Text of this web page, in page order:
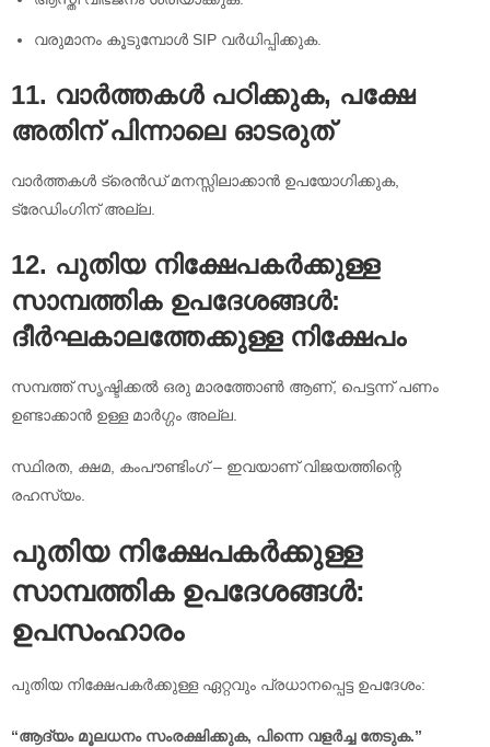
വരുമാനം കൂടുമ്പോൾ SIP വർധിപ്പിക്കുക.
11. വാർത്തകൾ പഠിക്കുക, പക്ഷേ
അതിന് പിന്നാലെ ഓടരുത്
വാർത്തകൾ ട്രെൻഡ് മനസ്സിലാക്കാൻ ഉപയോഗിക്കുക,
ട്രേഡിംഗിന് അല്ല.
12. പുതിയ നിക്ഷേപകർക്കുള്ള
സാമ്പത്തിക ഉപദേശങ്ങൾ:
ദീർഘകാലത്തേക്കുള്ള നിക്ഷേപം
സമ്പത്ത് സൃഷ്ടിക്കൽ ഒരു മാരത്തോൺ ആണ്, പെട്ടന്ന് പണം
ഉണ്ടാക്കാൻ ഉള്ള മാർഗ്ഗം അല്ല.
സ്ഥിരത, ക്ഷമ, കംപൗണ്ടിംഗ് – ഇവയാണ് വിജയത്തിന്റെ
രഹസ്യം.
പുതിയ നിക്ഷേപകർക്കുള്ള
സാമ്പത്തിക ഉപദേശങ്ങൾ:
ഉപസംഹാരം
പുതിയ നിക്ഷേപകർക്കുള്ള ഏറ്റവും പ്രധാനപ്പെട്ട ഉപദേശം:
“ആദ്യം മൂലധനം സംരക്ഷിക്കുക, പിന്നെ വളർച്ച തേടുക.”